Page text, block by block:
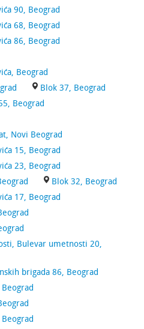
90, Beograd
68, Beograd
86, Beograd
Beograd
Blok 37, Beograd
Beograd
Novi Beograd
15, Beograd
23, Beograd
Blok 32, Beograd
17, Beograd
Bulevar umetnosti 20,
brigada 86, Beograd